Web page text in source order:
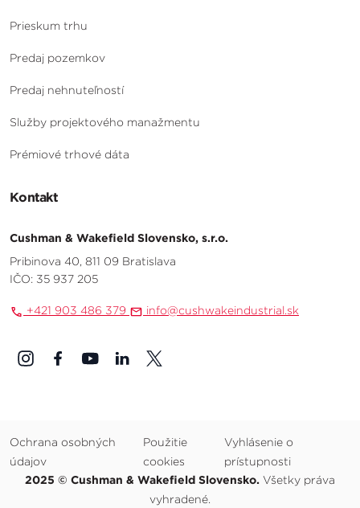
Prieskum trhu
Predaj pozemkov
Predaj nehnuteľností
Služby projektového manažmentu
Prémiové trhové dáta
Kontakt
Cushman & Wakefield Slovensko, s.r.o.
Pribinova 40, 811 09 Bratislava
IČO: 35 937 205
+421 903 486 379 info@cushwakeindustrial.sk
Ochrana osobných
údajov
Použitie
cookies
Vyhlásenie o
prístupnosti
2025 © Cushman & Wakefield Slovensko. Všetky práva
vyhradené.